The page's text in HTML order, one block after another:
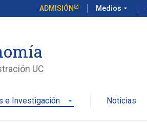
ADMISIÓN Medios arrow_drop_down
UC
e Investigación arrow_drop_down Noticias